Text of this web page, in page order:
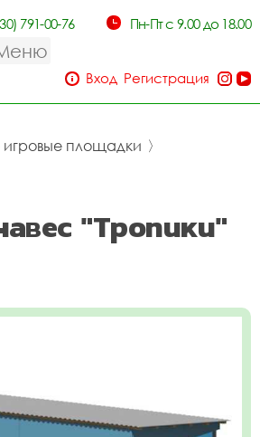
791-00-76 Пн-Пт с 9.00 до 18.00
Вход Регистрация
игровые площадки 〉
"Тропики"